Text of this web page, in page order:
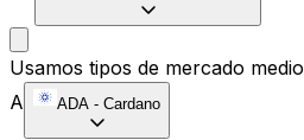
Usamos tipos de mercado medio
A
ADA - Cardano